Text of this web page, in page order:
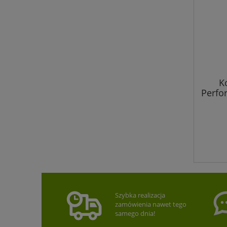
Szybka realizacja
zamówienia nawet tego
samego dnia!